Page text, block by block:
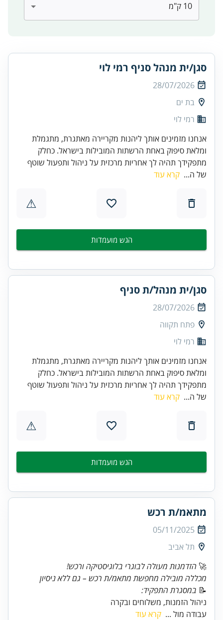
סגן/ית מנהל סניף רמי לוי
28/07/2026
בת ים
רמי לוי
אנחנו מזמינים אותך ליהנות מקריירה מאתגרת, מתגמלת
ומלאת סיפוק באחת הרשתות המובילות בישראל. כחלק
מתפקידך תהיה לך אחריות מרכזית על ניהול ותפעול שוטף
של ה... קרא עוד
⚠
הגש מועמדות
סגן/ית מנהל/ת סניף
28/07/2026
פתח תקווה
רמי לוי
אנחנו מזמינים אותך ליהנות מקריירה מאתגרת, מתגמלת
ומלאת סיפוק באחת הרשתות המובילות בישראל. כחלק
מתפקידך תהיה לך אחריות מרכזית על ניהול ותפעול שוטף
של ה... קרא עוד
⚠
הגש מועמדות
מתאמ/ת רכש
05/11/2025
תל אביב
🚀 הזדמנות מעולה לבוגרי בלוגיסטיקה ורכש!
מכללה מובילה מחפשת מתאמ/ת רכש – גם ללא ניסיון
📝 במסגרת התפקיד:
ניהול הזמנות, משלוחים ובקרה
עבודה מול ... קרא עוד